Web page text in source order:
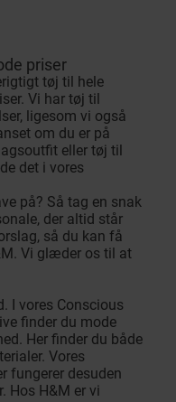
priser
tøj til hele
Vi har tøj til
ligesom vi også
om du er på
eller tøj til
det i vores
på? Så tag en snak
der altid står
så du kan få
Vi glæder os til at
I vores Conscious
finder du mode
Her finder du både
Vores
fungerer desuden
Hos H&M er vi